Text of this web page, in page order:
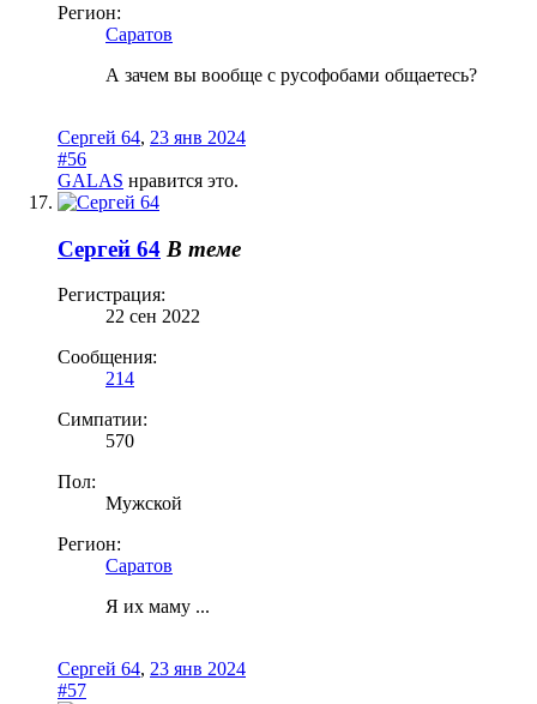
Регион:
Саратов
А зачем вы вообще с русофобами общаетесь?
Сергей 64, 23 янв 2024
#56
GALAS нравится это.
Сергей 64 В теме
Регистрация:
22 сен 2022
Сообщения:
214
Симпатии:
570
Пол:
Мужской
Регион:
Саратов
Я их маму ...
Сергей 64, 23 янв 2024
#57